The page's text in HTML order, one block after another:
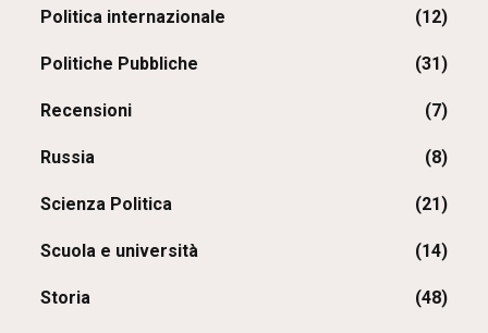
Politica internazionale (12)
Politiche Pubbliche (31)
Recensioni (7)
Russia (8)
Scienza Politica (21)
Scuola e università (14)
Storia (48)